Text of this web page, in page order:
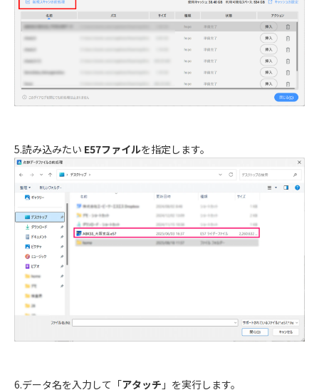
5.読み込みたい E57ファイルを指定します。
6.データ名を入力して「アタッチ 」を実行します。